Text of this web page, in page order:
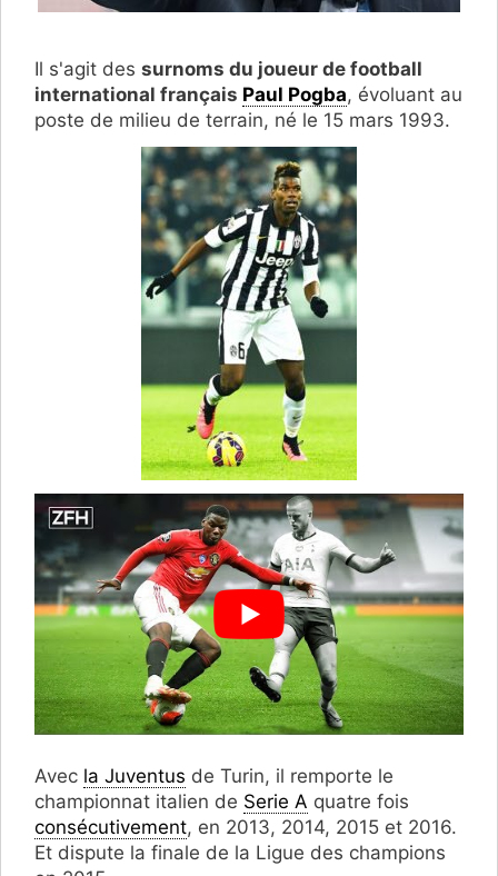
Il s'agit des surnoms du joueur de football
international français Paul Pogba, évoluant au
poste de milieu de terrain, né le 15 mars 1993.
Avec la Juventus de Turin, il remporte le
championnat italien de Serie A quatre fois
consécutivement, en 2013, 2014, 2015 et 2016.
Et dispute la finale de la Ligue des champions